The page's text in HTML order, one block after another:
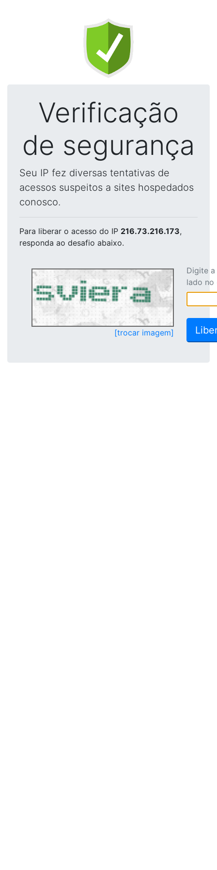
Verificação
de segurança
Seu IP fez diversas tentativas de
acessos suspeitos a sites hospedados
conosco.
Para liberar o acesso do IP 216.73.216.173,
responda ao desafio abaixo.
[trocar imagem]
Digite
lado no